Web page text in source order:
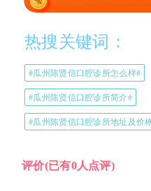
热搜关键词：
#瓜州陈贤信口腔诊所怎么样#
#瓜州陈贤信口腔诊所简介#
#瓜州陈贤信口腔诊所地址及价
评价(已有0人点评)